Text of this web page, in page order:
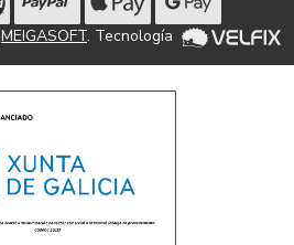
MEIGASOFT. Tecnología